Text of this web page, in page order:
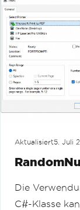
Aktualisiert5. Juli
Die
C#-Klasse